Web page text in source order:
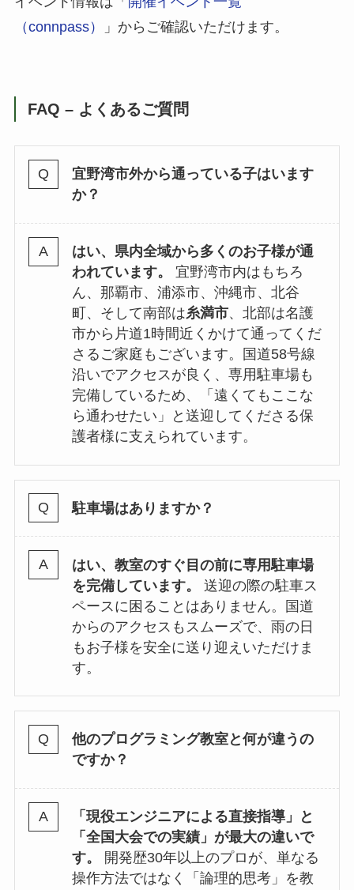
（connpass）
」からご確認いただけます。
FAQ – よくあるご質問
宜野湾市外から通っている子はいます
か？
はい、県内全域から多くのお子様が通
われています。
宜野湾市内はもちろ
ん、那覇市、浦添市、沖縄市、北谷
町、そして南部は糸満市、北部は名護
市から片道1時間近くかけて通ってくだ
さるご家庭もございます。国道58号線
沿いでアクセスが良く、専用駐車場も
完備しているため、「遠くてもここな
ら通わせたい」と送迎してくださる保
護者様に支えられています。
駐車場はありますか？
はい、教室のすぐ目の前に専用駐車場
を完備しています。
送迎の際の駐車ス
ペースに困ることはありません。国道
からのアクセスもスムーズで、雨の日
もお子様を安全に送り迎えいただけま
す。
他のプログラミング教室と何が違うの
ですか？
「現役エンジニアによる直接指導」と
「全国大会での実績」が最大の違いで
す。
開発歴30年以上のプロが、単なる
操作方法ではなく「論理的思考」を教